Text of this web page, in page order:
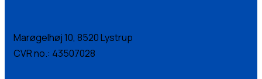
Marøgelhøj 10, 8520 Lystrup
CVR no.: 43507028